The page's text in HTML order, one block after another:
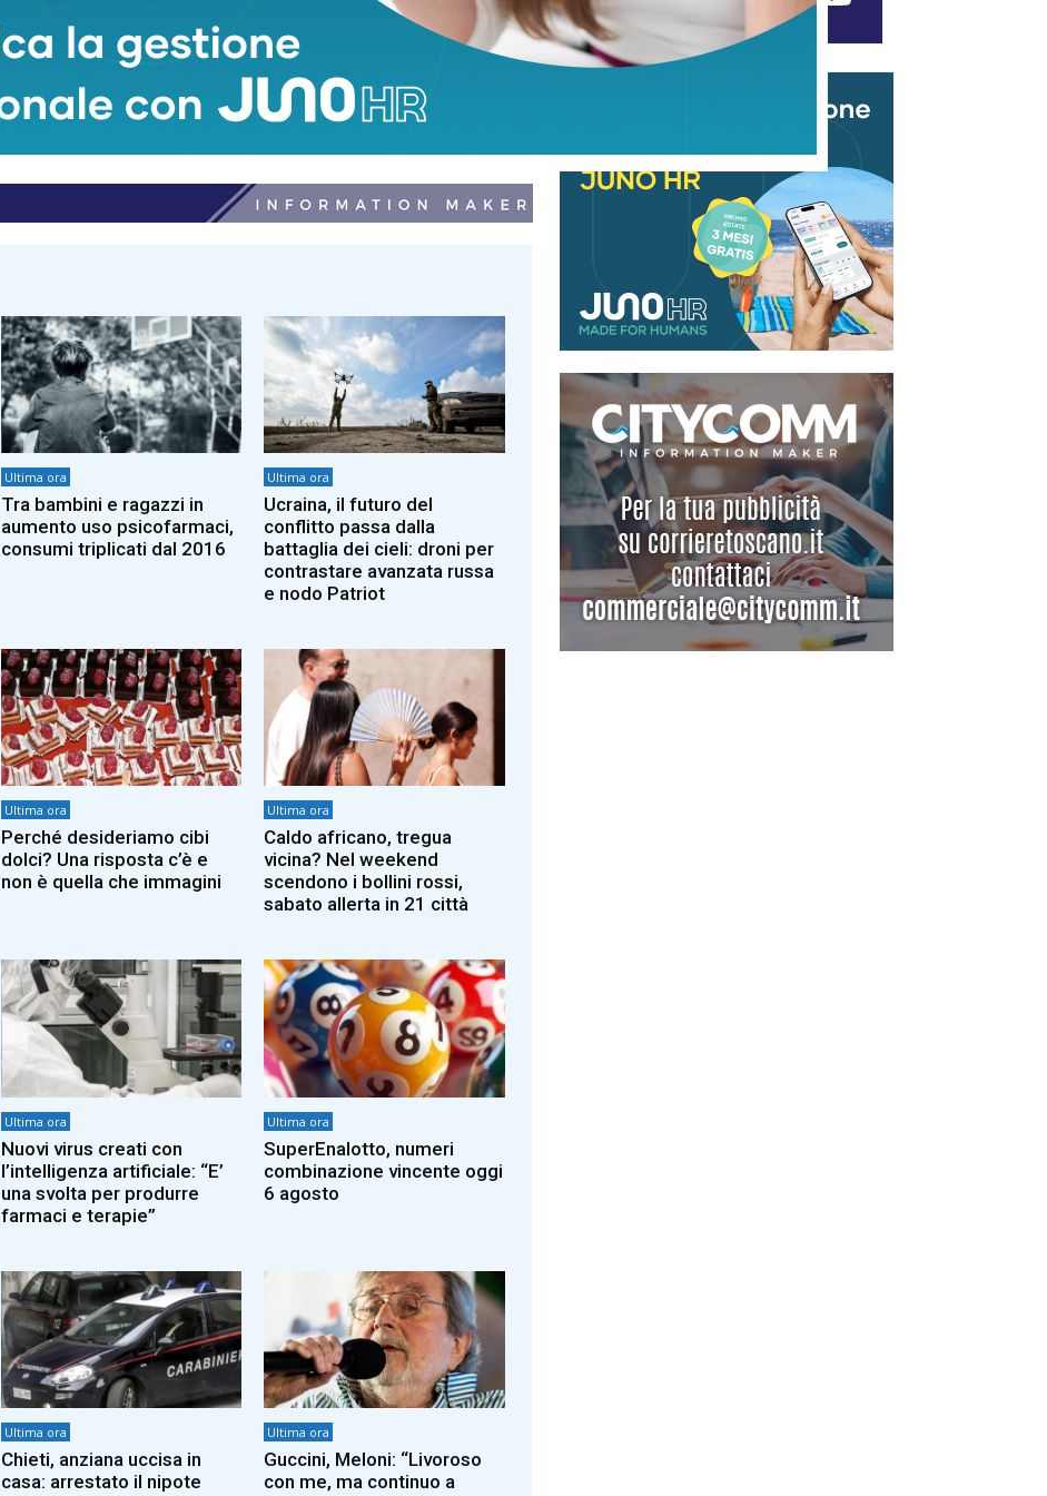
Ultima ora
Tra bambini e ragazzi in
aumento uso psicofarmaci,
consumi triplicati dal 2016
Ultima ora
Ucraina, il futuro del
conflitto passa dalla
battaglia dei cieli: droni per
contrastare avanzata russa
e nodo Patriot
Ultima ora
Perché desideriamo cibi
dolci? Una risposta c’è e
non è quella che immagini
Ultima ora
Caldo africano, tregua
vicina? Nel weekend
scendono i bollini rossi,
sabato allerta in 21 città
Ultima ora
Nuovi virus creati con
l’intelligenza artificiale: “E’
una svolta per produrre
farmaci e terapie”
Ultima ora
SuperEnalotto, numeri
combinazione vincente oggi
6 agosto
Ultima ora
Chieti, anziana uccisa in
casa: arrestato il nipote
Ultima ora
Guccini, Meloni: “Livoroso
con me, ma continuo a